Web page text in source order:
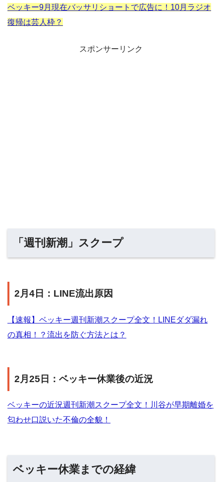
ベッキー9月現在バッサリショートで広告に！10月ラジオ
復帰は芸人枠？
スポンサーリンク
「週刊新潮」スクープ
2月4日：LINE流出原因
【速報】ベッキー週刊新潮スクープ全文！LINEダダ漏れ
の真相！？流出を防ぐ方法とは？
2月25日：ベッキー休業後の近況
ベッキーの近況週刊新潮スクープ全文！川谷が早期離婚を
匂わせ口説いた不倫の全貌！
ベッキー休業までの経緯